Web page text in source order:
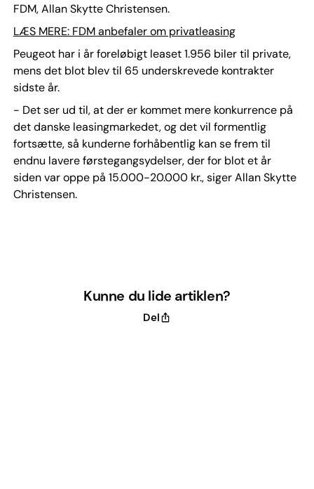
FDM, Allan Skytte Christensen.
LÆS MERE: FDM anbefaler om privatleasing
Peugeot har i år foreløbigt leaset 1.956 biler til private,
mens det blot blev til 65 underskrevede kontrakter
sidste år.
- Det ser ud til, at der er kommet mere konkurrence på
det danske leasingmarkedet, og det vil formentlig
fortsætte, så kunderne forhåbentlig kan se frem til
endnu lavere førstegangsydelser, der for blot et år
siden var oppe på 15.000-20.000 kr., siger Allan Skytte
Christensen.
Kunne du lide artiklen?
Del